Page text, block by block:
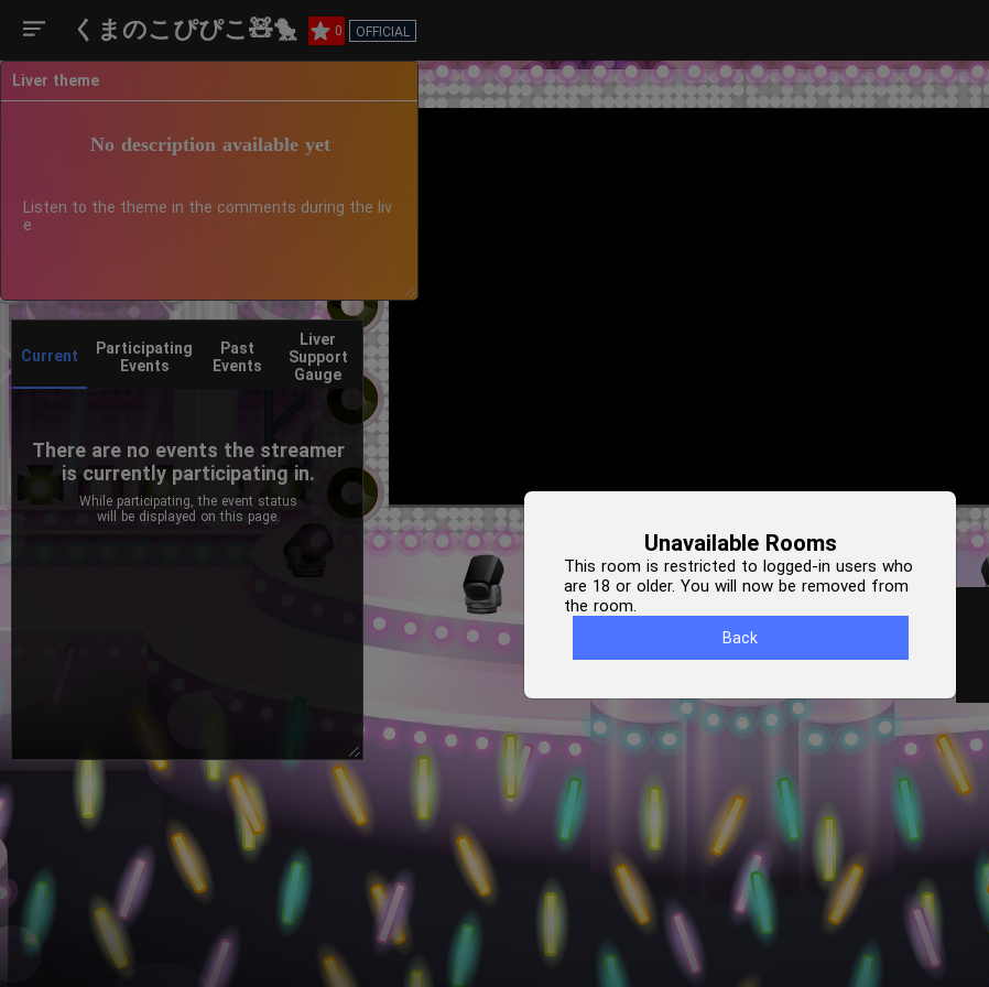
くまのこぴぴこ🧸🐤 0 OFFICIAL
Current
Participating
Events
Past
Events
Liver
Support
Gauge
There are no events the streamer
is currently participating in.
While participating, the event status
will be displayed on this page.
Liver theme
No description available yet
Listen to the theme in the comments during the liv
e
Unavailable Rooms
This room is restricted to logged-in users who
are 18 or older. You will now be removed from
the room.
Back